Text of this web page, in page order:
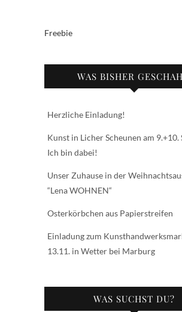
Freebie
WAS BISHER
Herzliche Einladung!
Kunst in Licher Scheunen am 9.+10.
Ich bin dabei!
Unser Zuhause in der
“Lena WOHNEN“
Osterkörbchen aus Papierstreifen
Einladung zum
13.11. in Wetter bei Marburg
WAS SUCHST DU?